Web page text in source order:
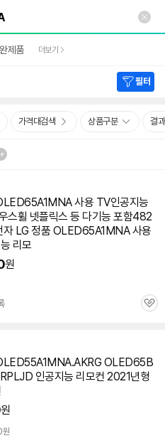
제품 더보기
필터
가격대검색 상품구분 결
사용 TV인공지능
스휠 넷플릭스 등 다기능 포함482
LG 정품 OLED65A1MNA 사용
리모
원
관
OLED65B
인공지능 리모컨 2021년형
원
원